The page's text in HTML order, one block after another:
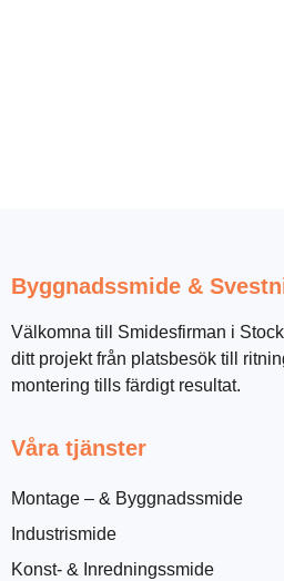
Byggnadssmide &
Välkomna till Smidesfirman i
ditt projekt från platsbesök till
montering tills färdigt resultat.
Våra tjänster
Montage – & Byggnadssmide
Industrismide
Konst- & Inredningssmide